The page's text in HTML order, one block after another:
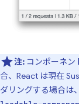
注: コンポーネン
合、React は現在
ダリングする場合は